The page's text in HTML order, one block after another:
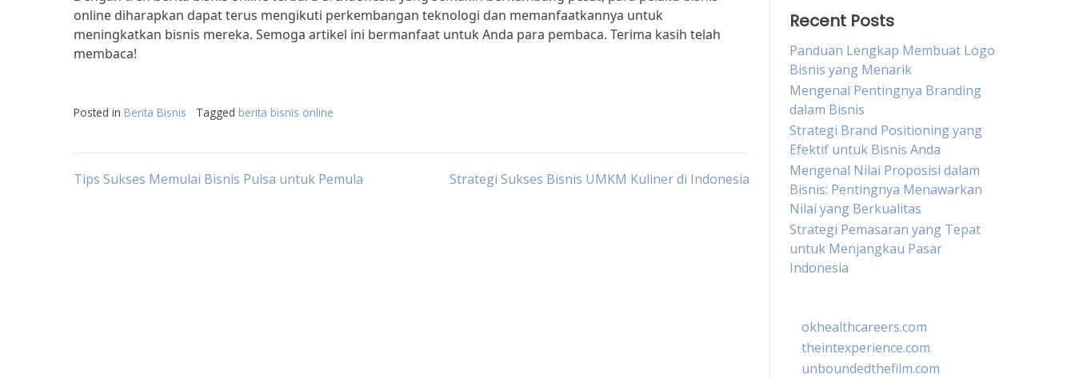
online diharapkan dapat terus mengikuti perkembangan teknologi dan memanfaatkannya untuk
meningkatkan bisnis mereka. Semoga artikel ini bermanfaat untuk Anda para pembaca. Terima kasih telah
membaca!
Posted in Berita Bisnis Tagged berita bisnis online
Post
Tips Sukses Memulai Bisnis Pulsa untuk Pemula Strategi Sukses Bisnis UMKM Kuliner di Indonesia
Recent Posts
Panduan Lengkap Membuat Logo
Bisnis yang Menarik
Mengenal Pentingnya Branding
dalam Bisnis
Strategi Brand Positioning yang
Efektif untuk Bisnis Anda
Mengenal Nilai Proposisi dalam
Bisnis: Pentingnya Menawarkan
Nilai yang Berkualitas
Strategi Pemasaran yang Tepat
untuk Menjangkau Pasar
Indonesia
okhealthcareers.com
theintexperience.com
unboundedthefilm.com